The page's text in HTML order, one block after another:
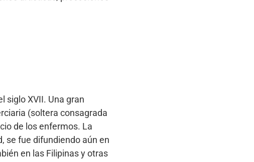
siglo XVII. Una gran
(soltera consagrada
de los enfermos. La
se fue difundiendo aún en
en las Filipinas y otras